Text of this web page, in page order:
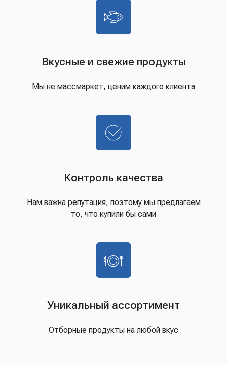
Вкусные и свежие продукты
Мы не массмаркет, ценим каждого клиента
Контроль качества
Нам важна репутация, поэтому мы предлагаем
то, что купили бы сами
Уникальный ассортимент
Отборные продукты на любой вкус